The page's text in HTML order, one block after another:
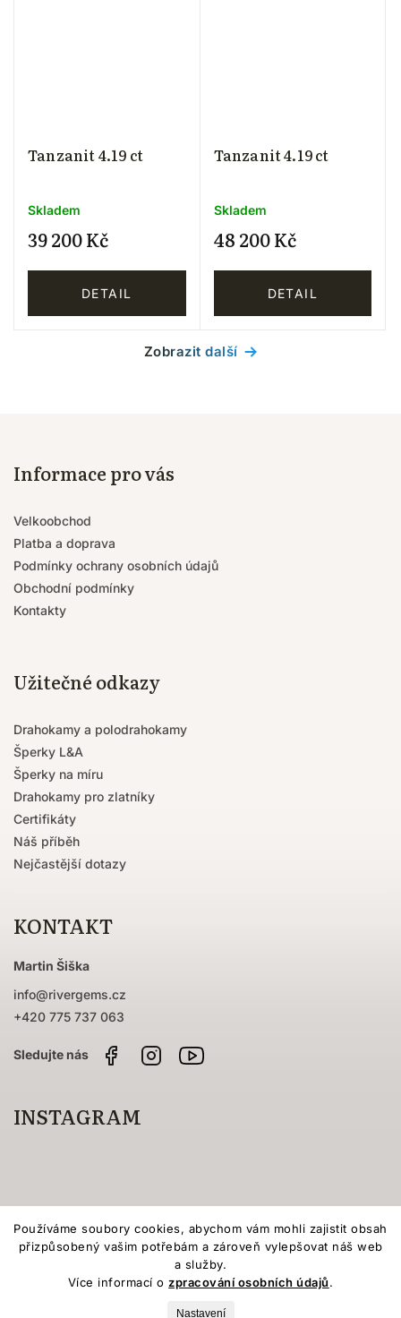
Používáme soubory cookies, abychom vám mohli zajistit obsah
přizpůsobený vašim potřebám a zároveň vylepšovat náš web
a služby.
Více informací ozpracování osobních údajů.
Nastavení
Tanzanit 4.19 ct
Skladem
39 200 Kč
DETAIL
Tanzanit 4.19 ct
Skladem
48 200 Kč
DETAIL
Zobrazit další
Informace pro vás
Velkoobchod
Platba a doprava
Podmínky ochrany osobních údajů
Obchodní podmínky
Kontakty
Užitečné odkazy
Drahokamy a polodrahokamy
Šperky L&A
Šperky na míru
Drahokamy pro zlatníky
Certifikáty
Náš příběh
Nejčastější dotazy
KONTAKT
Martin Šiška
info@rivergems.cz
+420 775 737 063
FacebookInstagram
INSTAGRAM
Vytvořil Shoptet